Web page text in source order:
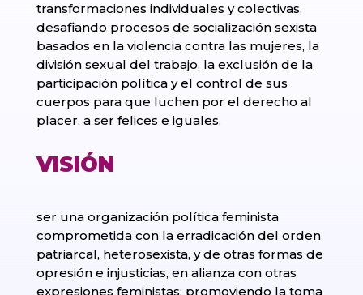
transformaciones individuales y colectivas,
desafiando procesos de socialización sexista
basados en la violencia contra las mujeres, la
división sexual del trabajo, la exclusión de la
participación política y el control de sus
cuerpos para que luchen por el derecho al
placer, a ser felices e iguales.
VISIÓN
ser una organización política feminista
comprometida con la erradicación del orden
patriarcal, heterosexista, y de otras formas de
opresión e injusticias, en alianza con otras
expresiones feministas; promoviendo la toma